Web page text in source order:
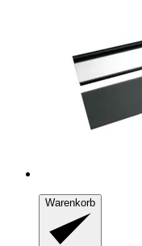
Warenkorb